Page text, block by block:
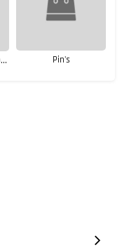
Ralentisseur emboitable Pin's